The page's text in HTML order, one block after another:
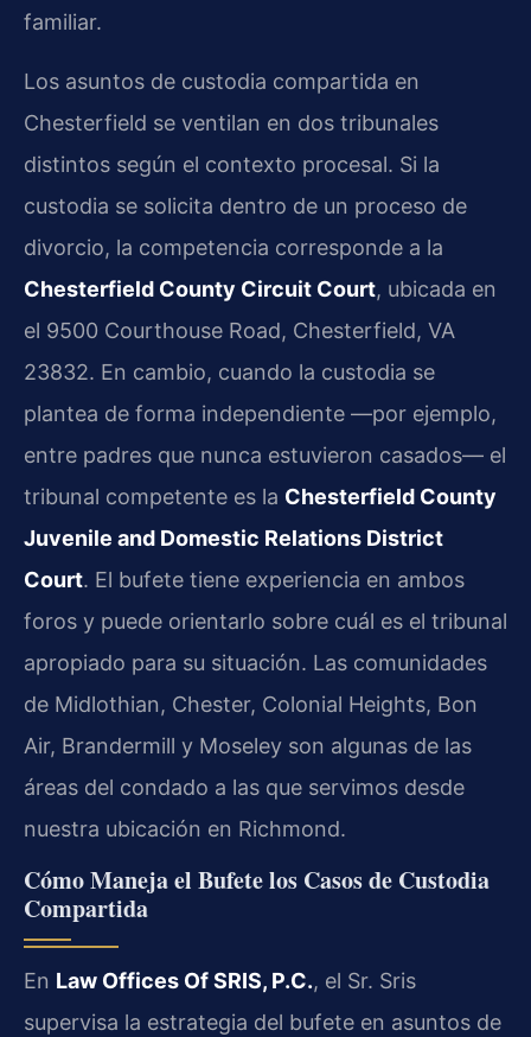
familiar.
Los asuntos de custodia compartida en
Chesterfield se ventilan en dos tribunales
distintos según el contexto procesal. Si la
custodia se solicita dentro de un proceso de
divorcio, la competencia corresponde a la
Chesterfield County Circuit Court, ubicada en
el 9500 Courthouse Road, Chesterfield, VA
23832. En cambio, cuando la custodia se
plantea de forma independiente —por ejemplo,
entre padres que nunca estuvieron casados— el
tribunal competente es la Chesterfield County
Juvenile and Domestic Relations District
Court. El bufete tiene experiencia en ambos
foros y puede orientarlo sobre cuál es el tribunal
apropiado para su situación. Las comunidades
de Midlothian, Chester, Colonial Heights, Bon
Air, Brandermill y Moseley son algunas de las
áreas del condado a las que servimos desde
nuestra ubicación en Richmond.
Cómo Maneja el Bufete los Casos de Custodia
Compartida
En Law Offices Of SRIS, P.C., el Sr. Sris
supervisa la estrategia del bufete en asuntos de